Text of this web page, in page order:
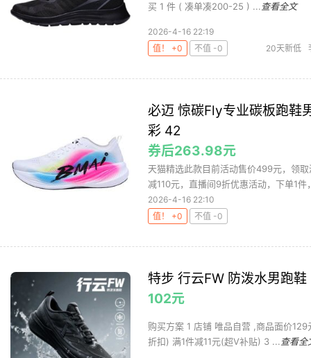
买 1 件 ( 凑单凑200-25 ) ... 查看全文
2026-4-16 22:19
值！ +0
不值 -0 20天新低
必迈 惊碳Fly专业碳板跑鞋
彩 42
券后263.98元
天猫精选此款目前活动售价499元，领
减110元，直播间9折优惠活动，下单1
2026-4-16 22:10
值！ +0
不值 -0
特步 行云FW 防泼水男跑
102元
购买方案 1 店铺 唯品自营 ,商品面价
折扣) 满1件减11元(超V补贴) 3 ... 查看全